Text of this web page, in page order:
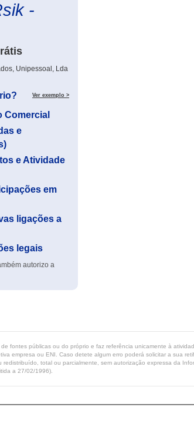
-
Unipessoal, Lda
Ver exemplo >
Comercial
e
e Atividade
em
ligações a
legais
autorizo a
fontes públicas ou do próprio e faz referência unicamente à
empresa ou ENI. Caso detete algum erro poderá solicitar a sua
total ou parcialmente, sem autorização expressa da
a 27/02/1996).